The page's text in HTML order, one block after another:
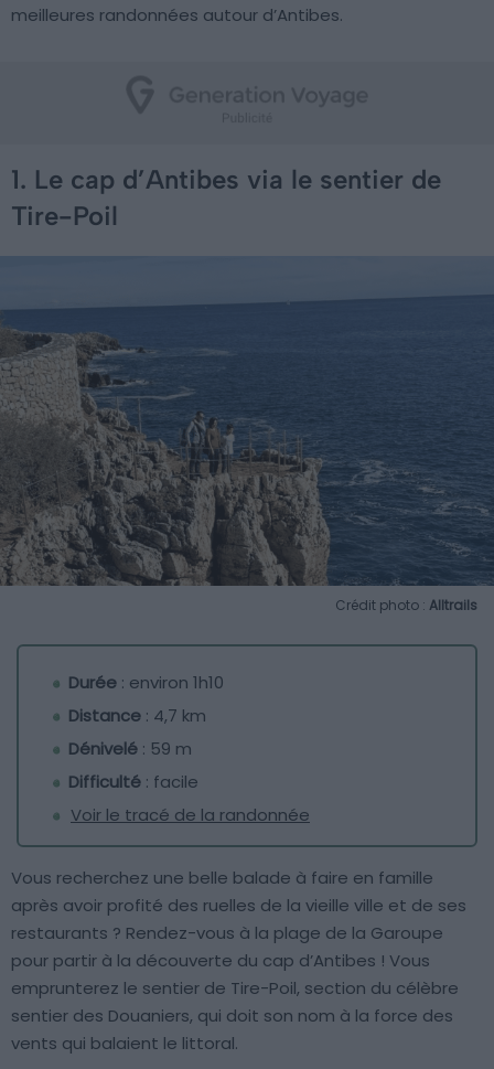
meilleures randonnées autour d’Antibes.
1. Le cap d’Antibes via le sentier de
Tire-Poil
Crédit photo : Alltrails
Durée : environ 1h10
Distance : 4,7 km
Dénivelé : 59 m
Difficulté : facile
Voir le tracé de la randonnée
Vous recherchez une belle balade à faire en famille
après avoir profité des ruelles de la vieille ville et de ses
restaurants ? Rendez-vous à la plage de la Garoupe
pour partir à la découverte du cap d’Antibes ! Vous
emprunterez le sentier de Tire-Poil, section du célèbre
sentier des Douaniers, qui doit son nom à la force des
vents qui balaient le littoral.